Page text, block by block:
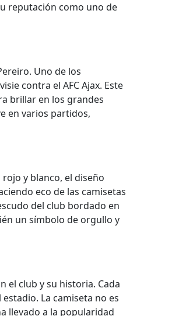
reputación como uno de
Uno de los
contra el AFC Ajax. Este
brillar en los grandes
en varios partidos,
y blanco, el diseño
eco de las camisetas
del club bordado en
un símbolo de orgullo y
el club y su historia. Cada
La camiseta no es
llevado a la popularidad